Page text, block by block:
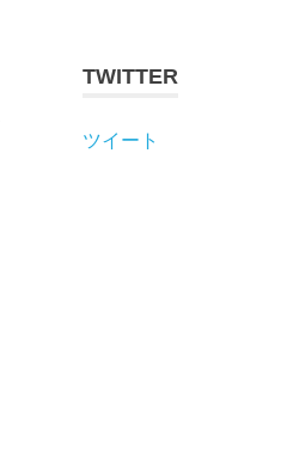
TWITTER
ツイート